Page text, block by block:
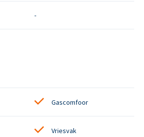
-
Gascomfoor
Vriesvak